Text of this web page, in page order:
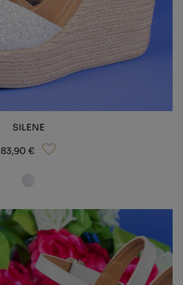
SILENE
83,90 €